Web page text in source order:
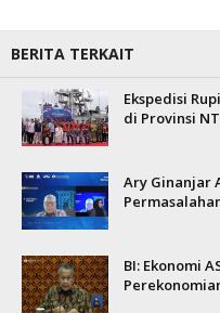
BERITA TERKAIT
Ekspedisi
di Provinsi
Ary Ginanjar
BI: Ekonomi